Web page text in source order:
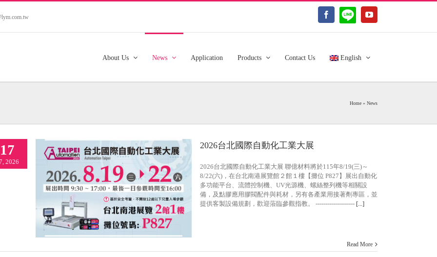
Facebook
LINE@ YouTube
About Us News Application Products Contact Us English
Home » News
17
2026
2026台北國際自動化工業大展
Exhibitions
2026台北國際自動化工業大展
2026台北國際自動化工業大展 聯億材料將於115年8/19(三)～
8/22(六)，在台北南港展覽館２館１樓【攤位 P827】展出自動化
多功能平台、流體控制機、UV光源機、螺絲整列機等相關設
備，及點膠應用膠閥配件與耗材，另有各產業用接著劑專區，並
提供客製設備規劃，歡迎蒞臨參觀指教。 -------------------- [...]
Read More